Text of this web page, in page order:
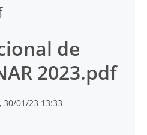
de
2023.pdf
, 30/01/23 13:33